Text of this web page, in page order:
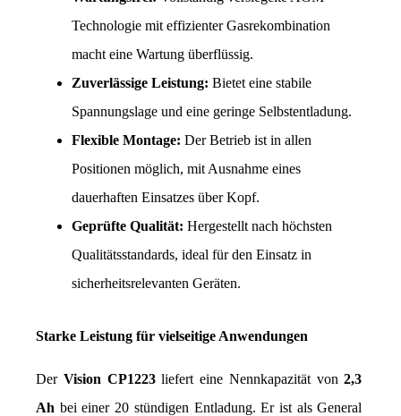
Technologie mit effizienter Gasrekombination
macht eine Wartung überflüssig.
Zuverlässige Leistung: Bietet eine stabile
Spannungslage und eine geringe Selbstentladung.
Flexible Montage: Der Betrieb ist in allen
Positionen möglich, mit Ausnahme eines
dauerhaften Einsatzes über Kopf.
Geprüfte Qualität: Hergestellt nach höchsten
Qualitätsstandards, ideal für den Einsatz in
sicherheitsrelevanten Geräten.
Starke Leistung für vielseitige Anwendungen
Der Vision CP1223 liefert eine Nennkapazität von 2,3
Ah bei einer 20 stündigen Entladung. Er ist als General